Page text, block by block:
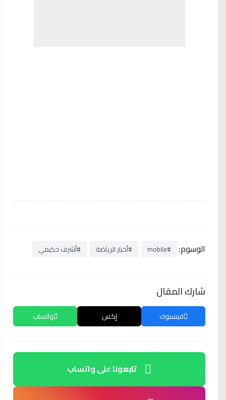
الوسوم: #mobile #أخبار الرياضة #أشرف حكيمي
شارك المقال
فيسبوك إكس واتساب
تابعونا على واتساب